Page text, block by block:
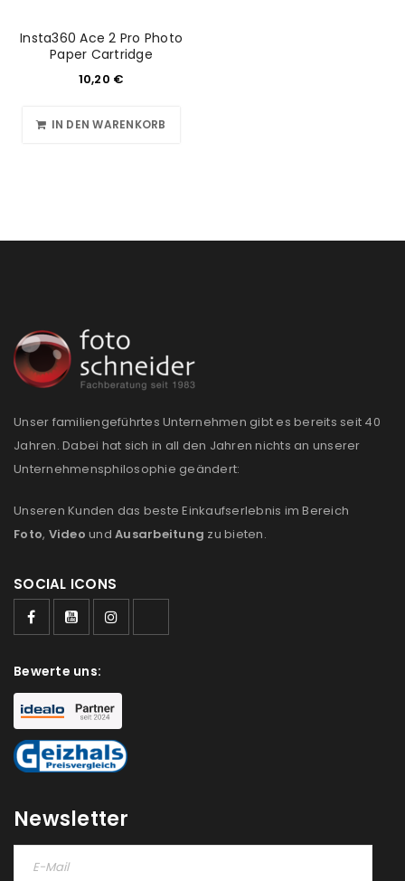
ANMELDEN
Passwort*
Anmeldeformular geschützt durch
Angemeldet bleiben
ANMELDEN
Insta360 Ace 2 Pro Photo
Paper Cartridge
10,20 €
IN DEN WARENKORB
Unser familiengeführtes Unternehmen gibt es bereits seit 40
Jahren. Dabei hat sich in all den Jahren nichts an unserer
Unternehmensphilosophie geändert:
Unseren Kunden das beste Einkaufserlebnis im Bereich
Foto, Video und Ausarbeitung zu bieten.
SOCIAL ICONS
Bewerte uns:
Newsletter